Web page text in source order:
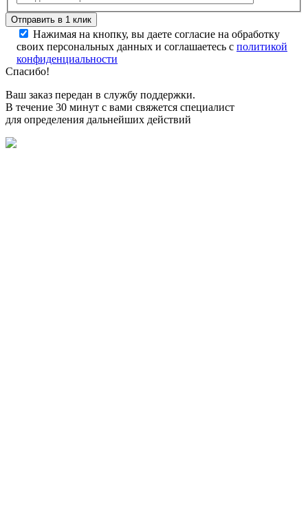
Нажимая на кнопку, вы даете согласие на обработку
своих персональных данных и соглашаетесь с политикой
конфиденциальности
Спасибо!
Ваш заказ передан в службу поддержки.
В течение 30 минут с вами свяжется специалист
для определения дальнейших действий